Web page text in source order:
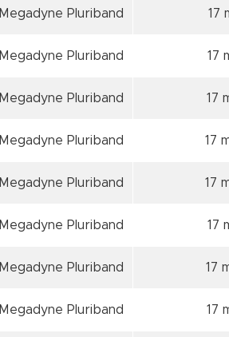
Megadyne Pluriband 17
Megadyne Pluriband 17
Megadyne Pluriband 17
Megadyne Pluriband 17
Megadyne Pluriband 17
Megadyne Pluriband 17
Megadyne Pluriband 17
Megadyne Pluriband 17